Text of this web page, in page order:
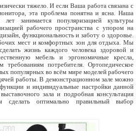
тяжело. И если Ваша работа связана с
эта проблема понятна и ясна. Наша
занимается популяризацией культуры
рабочего пространства с упором на
функциональность и заботу о здоровье.
мест и комфортных зон для отдыха. Мы
жизнь каждого человека здоровой и
мебель и эргономичные кресла,
потребителя. Ортопедическое
популярных во всём мире моделей рабочего
работы. В демонстрационном зале можно
и индивидуальные настройки данной
зала и подробная консультация
сделать оптимально правильный выбор